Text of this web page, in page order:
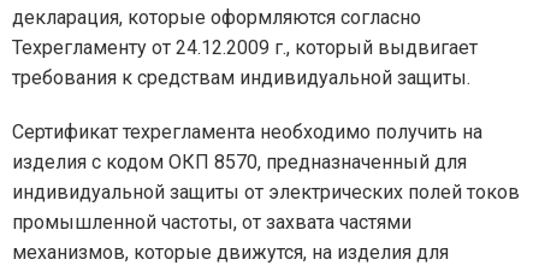
декларация, которые оформляются согласно
Техрегламенту от 24.12.2009 г., который выдвигает
требования к средствам индивидуальной защиты.
Сертификат техрегламента необходимо получить на
изделия с кодом ОКП 8570, предназначенный для
индивидуальной защиты от электрических полей токов
промышленной частоты, от захвата частями
механизмов, которые движутся, на изделия для